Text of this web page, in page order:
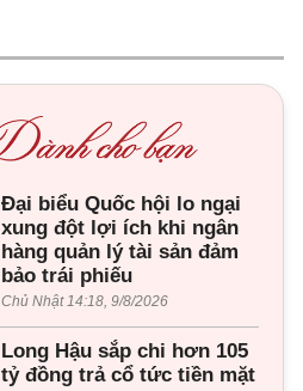
Đại biểu Quốc hội lo ngại
xung đột lợi ích khi ngân
hàng quản lý tài sản đảm
bảo trái phiếu
Chủ Nhật 14:18, 9/8/2026
Long Hậu sắp chi hơn 105
tỷ đồng trả cổ tức tiền mặt